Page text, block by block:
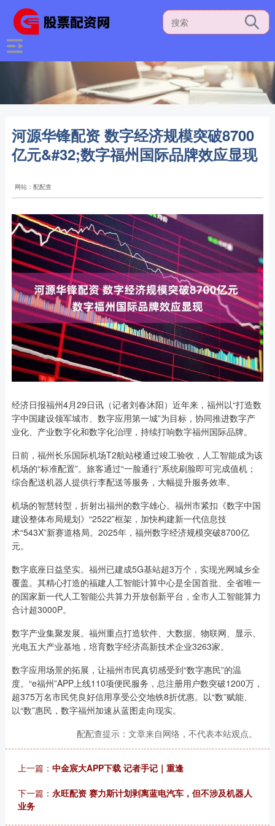
河源华锋配资 数字经济规模突破8700
亿元&#32;数字福州国际品牌效应显现
网站：配配查
经济日报福州4月29日讯（记者刘春沐阳）近年来，福州以“打造数
字中国建设领军城市、数字应用第一城”为目标，协同推进数字产
业化、产业数字化和数字化治理，持续打响数字福州国际品牌。
日前，福州长乐国际机场T2航站楼通过竣工验收，人工智能成为该
机场的“标准配置”。旅客通过“一脸通行”系统刷脸即可完成值机；
综合配送机器人提供行李配送等服务，大幅提升服务效率。
机场的智慧转型，折射出福州的数字雄心。福州市紧扣《数字中国
建设整体布局规划》“2522”框架，加快构建新一代信息技
术“543X”新赛道格局。2025年，福州数字经济规模突破8700亿
元。
数字底座日益坚实。福州已建成5G基站超3万个，实现光网城乡全
覆盖。其精心打造的福建人工智能计算中心是全国首批、全省唯一
的国家新一代人工智能公共算力开放创新平台，全市人工智能算力
合计超3000P。
数字产业集聚发展。福州重点打造软件、大数据、物联网、显示、
光电五大产业基地，培育数字经济高新技术企业3263家。
数字应用场景的拓展，让福州市民真切感受到“数字惠民”的温
度。“e福州”APP上线110项便民服务，总注册用户数突破1200万，
超375万名市民凭良好信用享受公交地铁8折优惠。以“数”赋能、
以“数”惠民，数字福州加速从蓝图走向现实。
配配查提示：文章来自网络，不代表本站观点。
上一篇： 中金宸大APP下载 记者手记｜重逢
下一篇： 永旺配资 赛力斯计划剥离蓝电汽车，但不涉及机器人
业务